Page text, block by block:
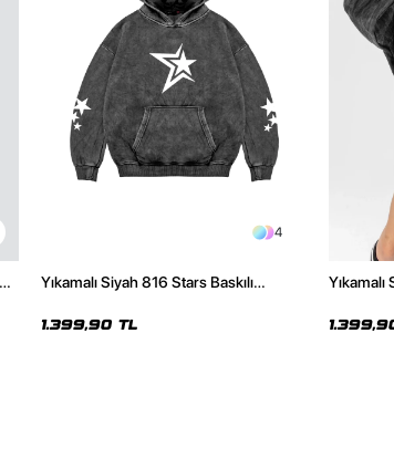
4
Yıkamalı Siyah 816 Stars Baskılı
1.399,90 TL
Yıkamalı